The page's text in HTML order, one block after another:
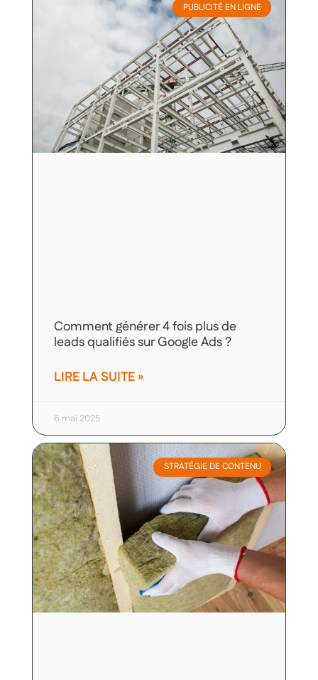
PUBLICITÉ EN LIGNE
Comment générer 4 fois plus de
leads qualifiés sur Google Ads ?
LIRE LA SUITE »
6 mai 2025
STRATÉGIE DE CONTENU